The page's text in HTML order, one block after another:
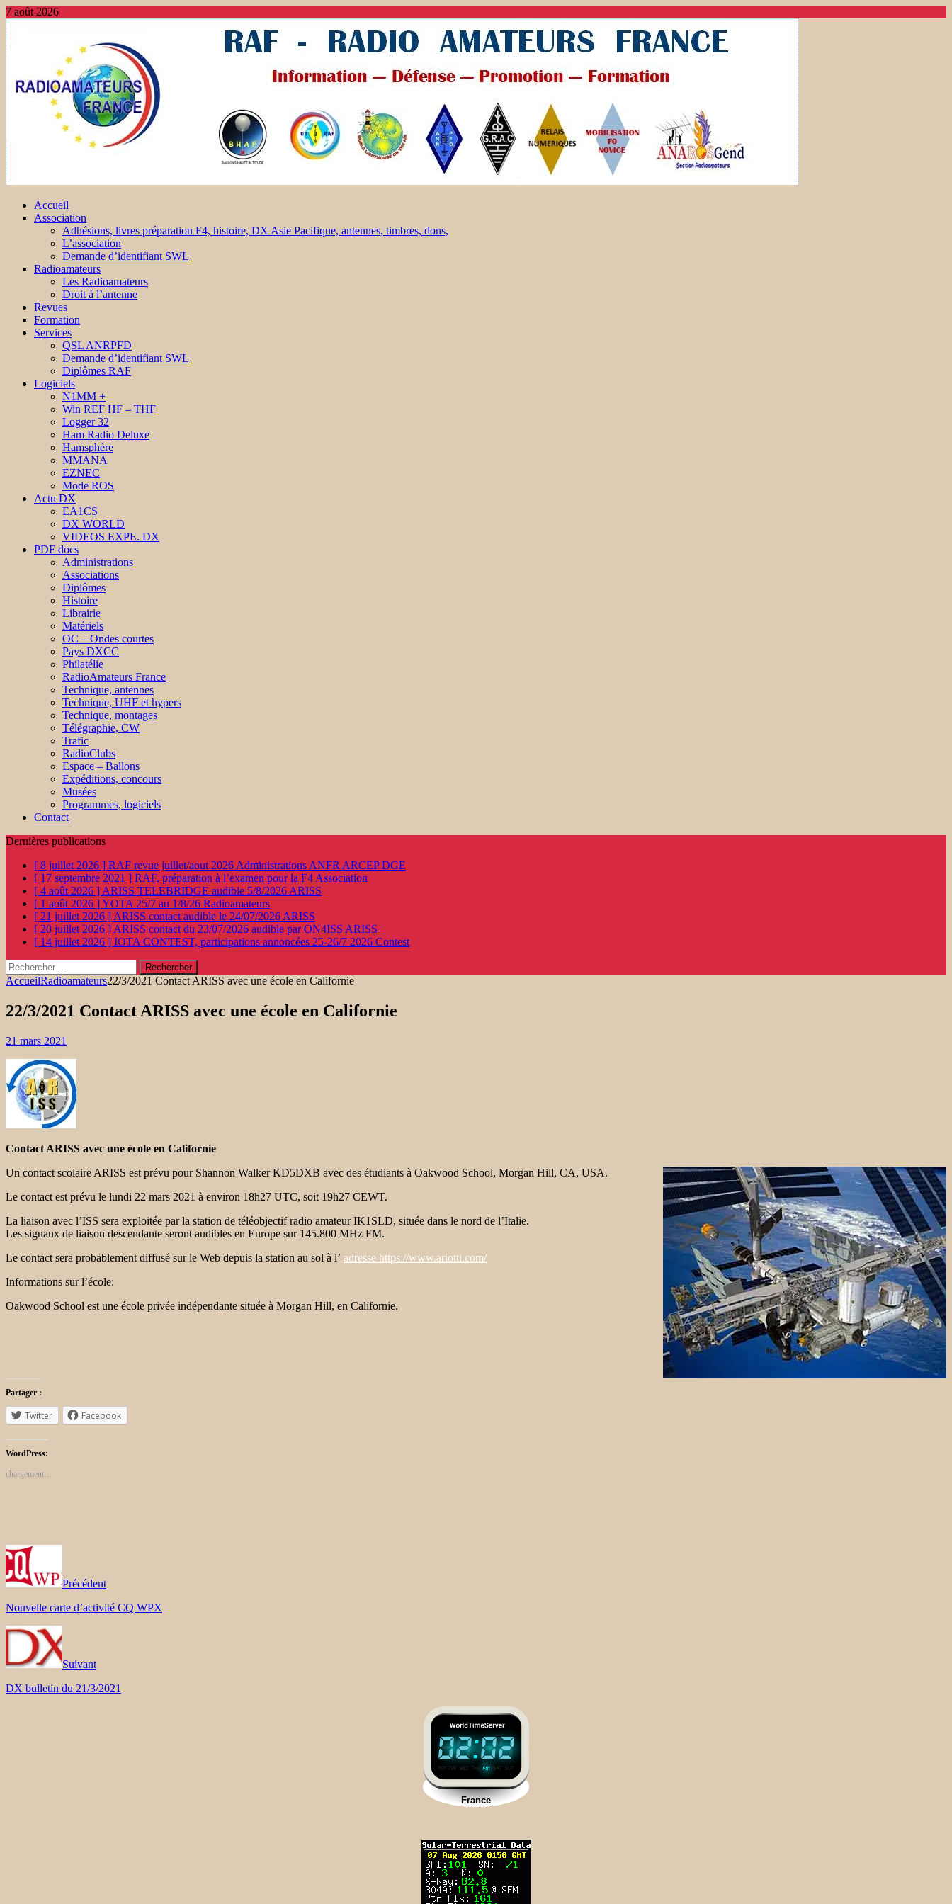
7 août 2026
Accueil
Association
Adhésions, livres préparation F4, histoire, DX Asie Pacifique, antennes, timbres, dons,
L’association
Demande d’identifiant SWL
Radioamateurs
Les Radioamateurs
Droit à l’antenne
Revues
Formation
Services
QSL ANRPFD
Demande d’identifiant SWL
Diplômes RAF
Logiciels
N1MM +
Win REF HF – THF
Logger 32
Ham Radio Deluxe
Hamsphère
MMANA
EZNEC
Mode ROS
Actu DX
EA1CS
DX WORLD
VIDEOS EXPE. DX
PDF docs
Administrations
Associations
Diplômes
Histoire
Librairie
Matériels
OC – Ondes courtes
Pays DXCC
Philatélie
RadioAmateurs France
Technique, antennes
Technique, UHF et hypers
Technique, montages
Télégraphie, CW
Trafic
RadioClubs
Espace – Ballons
Expéditions, concours
Musées
Programmes, logiciels
Contact
Dernières publications
[ 8 juillet 2026 ] RAF revue juillet/aout 2026 Administrations ANFR ARCEP DGE
[ 17 septembre 2021 ] RAF, préparation à l’examen pour la F4 Association
[ 4 août 2026 ] ARISS TELEBRIDGE audible 5/8/2026 ARISS
[ 1 août 2026 ]YOTA 25/7 au 1/8/26 Radioamateurs
[ 21 juillet 2026 ] ARISS contact audible le 24/07/2026 ARISS
[ 20 juillet 2026 ] ARISS contact du 23/07/2026 audible par ON4ISS ARISS
[ 14 juillet 2026 ] IOTA CONTEST, participations annoncées 25-26/7 2026 Contest
Rechercher :
AccueilRadioamateurs22/3/2021 Contact ARISS avec une école en Californie
22/3/2021 Contact ARISS avec une école en Californie
21 mars 2021
Contact ARISS avec une école en Californie
Un contact scolaire ARISS est prévu pour Shannon Walker KD5DXB avec des étudiants à Oakwood School, Morgan Hill, CA, USA.
Le contact est prévu le lundi 22 mars 2021 à environ 18h27 UTC, soit 19h27 CEWT.
La liaison avec l’ISS sera exploitée par la station de téléobjectif radio amateur IK1SLD, située dans le nord de l’Italie.
Les signaux de liaison descendante seront audibles en Europe sur 145.800 MHz FM.
Le contact sera probablement diffusé sur le Web depuis la station au sol à l’ adresse https://www.ariotti.com/
Informations sur l’école:
Oakwood School est une école privée indépendante située à Morgan Hill, en Californie.
Partager :
Twitter Facebook
WordPress:
chargement…
Précédent
Nouvelle carte d’activité CQ WPX
Suivant
DX bulletin du 21/3/2021